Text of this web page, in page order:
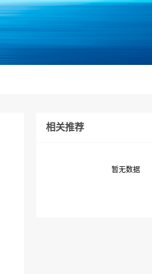
相关推荐
暂无数据